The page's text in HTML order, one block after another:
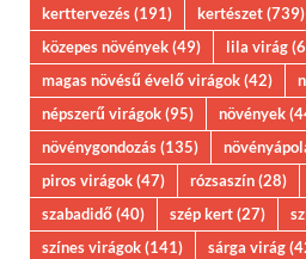
kerttervezés(191) kertészet(739)
közepes növények(49) lila virág
magas növésű évelő virágok(42)
népszerű virágok(95) növények
növénygondozás(135)
piros virágok(47) rózsaszín(28)
szabadidő(40) szép kert(27)
színes virágok(141) sárga virág